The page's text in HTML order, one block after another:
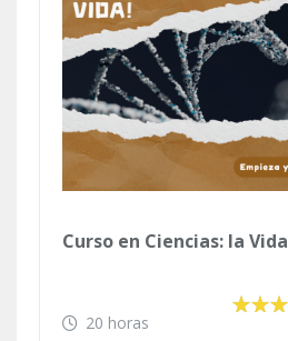
Curso en Ciencias: la Vida
20 horas